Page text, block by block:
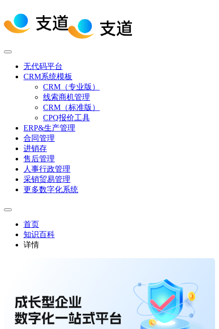
无代码平台
CRM系统模板
CRM（专业版）
线索商机管理
CRM（标准版）
CPQ报价工具
ERP&生产管理
合同管理
进销存
售后管理
人事行政管理
采销贸易管理
更多数字化系统
首页
知识百科
详情